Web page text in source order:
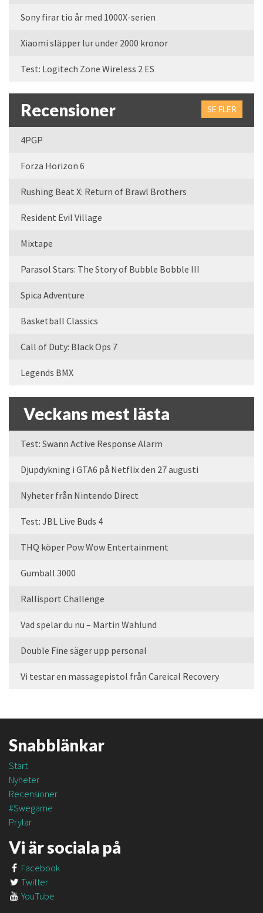
Sony firar tio år med 1000X-serien
Xiaomi släpper lur under 2000 kronor
Test: Logitech Zone Wireless 2 ES
Recensioner SE FLER
4PGP
Forza Horizon 6
Rushing Beat X: Return of Brawl Brothers
Resident Evil Village
Mixtape
Parasol Stars: The Story of Bubble Bobble III
Spica Adventure
Basketball Classics
Call of Duty: Black Ops 7
Legends BMX
Veckans mest lästa
Test: Swann Active Response Alarm
Djupdykning i GTA6 på Netflix den 27 augusti
Nyheter från Nintendo Direct
Test: JBL Live Buds 4
THQ köper Pow Wow Entertainment
Gumball 3000
Rallisport Challenge
Vad spelar du nu – Martin Wahlund
Double Fine säger upp personal
Vi testar en massagepistol från Careical Recovery
Snabblänkar
Start
Nyheter
Recensioner
#Swegame
Prylar
Vi är sociala på
Facebook
Twitter
YouTube